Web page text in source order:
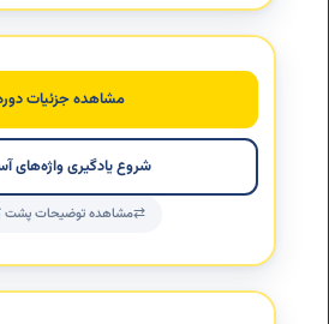
ساعت
یک روش آموزشی کاربردی برای یادگیری
قرآن، با هدف تقویت فهم مفهومی و
مشاهده جزئیات
شروع یادگیری واژه‌های
مشاهده توضیحات پشت
دوره غیرحضوری